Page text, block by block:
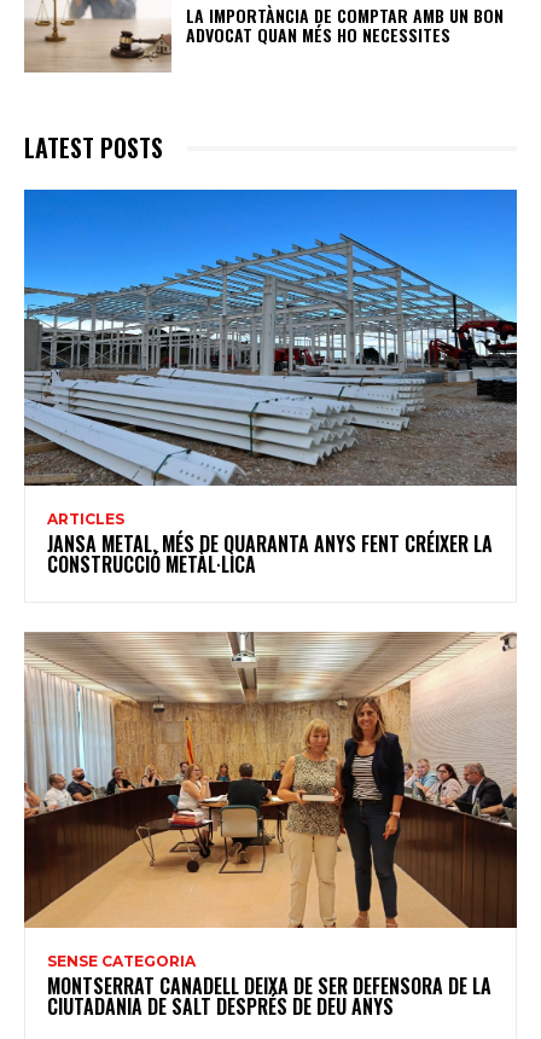
LA IMPORTÀNCIA DE COMPTAR AMB UN BON
ADVOCAT QUAN MÉS HO NECESSITES
LATEST POSTS
ARTICLES
JANSA METAL, MÉS DE QUARANTA ANYS FENT CRÉIXER LA
CONSTRUCCIÓ METÀL·LICA
SENSE CATEGORIA
MONTSERRAT CANADELL DEIXA DE SER DEFENSORA DE LA
CIUTADANIA DE SALT DESPRÉS DE DEU ANYS